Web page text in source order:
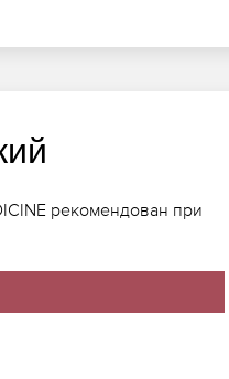
рекомендован при